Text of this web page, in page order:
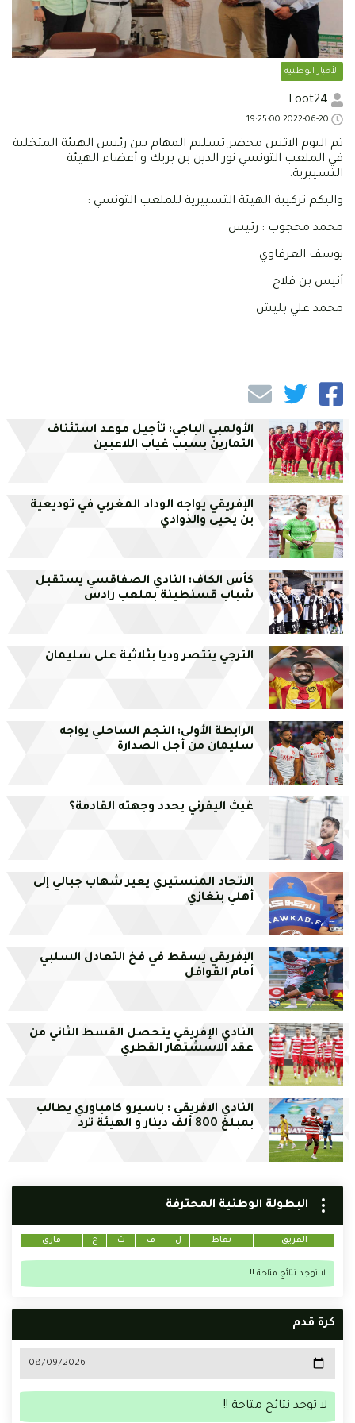
الأخبار الوطنية
تم اليوم الاثنين محضر تسليم المهام بين رئيس الهيئة المتخلية
في الملعب التونسي نور الدين بن بريك و أعضاء الهيئة
التسييرية.
واليكم تركيبة الهيئة التسييرية للملعب التونسي :
محمد محجوب : رئيس
يوسف العرفاوي
أنيس بن فلاح
محمد علي بليش
الأولمبي الباجي: تأجيل موعد استئناف
التمارين بسبب غياب اللاعبين
الإفريقي يواجه الوداد المغربي في توديعية
بن يحيى والذوادي
كأس الكاف: النادي الصفاقسي يستقبل
شباب قسنطينة بملعب رادس
الترجي ينتصر وديا بثلاثية على سليمان
الرابطة الأولى: النجم الساحلي يواجه
سليمان من أجل الصدارة
غيث اليفرني يحدد وجهته القادمة؟
الاتحاد المنستيري يعير شهاب جبالي إلى
أهلي بنغازي
الإفريقي يسقط في فخ التعادل السلبي
أمام القوافل
النادي الإفريقي يتحصل القسط الثاني من
عقد الاسشتهار القطري
النادي الافريقي : باسيرو كامباوري يطالب
بمبلغ 800 ألف دينار و الهيئة ترد
البطولة الوطنية المحترفة
الفريق نقاط ل ف ت خ فارق
لا توجد نتائج متاحة !!
كرة قدم
لا توجد نتائج متاحة !!